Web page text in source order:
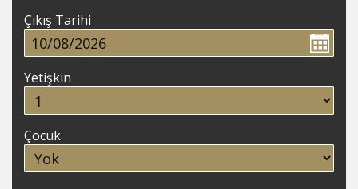
Çıkış Tarihi
Yetişkin
Çocuk